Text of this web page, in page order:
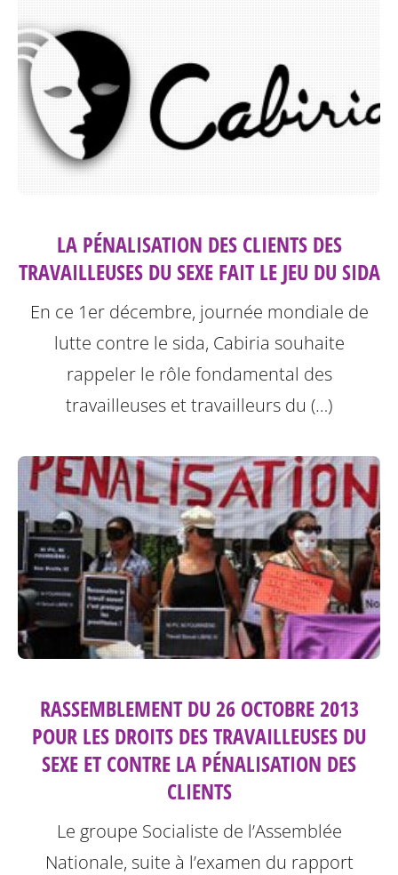
LA PÉNALISATION DES CLIENTS DES
TRAVAILLEUSES DU SEXE FAIT LE JEU DU SIDA
En ce 1er décembre, journée mondiale de
lutte contre le sida, Cabiria souhaite
rappeler le rôle fondamental des
travailleuses et travailleurs du (…)
RASSEMBLEMENT DU 26 OCTOBRE 2013
POUR LES DROITS DES TRAVAILLEUSES DU
SEXE ET CONTRE LA PÉNALISATION DES
CLIENTS
Le groupe Socialiste de l’Assemblée
Nationale, suite à l’examen du rapport